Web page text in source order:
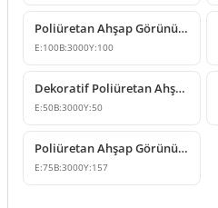
Poliüretan Ahşap Görünümlü Kiriş ve Kütük Modelleri
E:100B:3000Y:100
Dekoratif Poliüretan Ahşap Görünümlü Kiriş ve Kütük Modeli
E:50B:3000Y:50
Poliüretan Ahşap Görünümlü Kiriş ve Mertek Modelleri
E:75B:3000Y:157